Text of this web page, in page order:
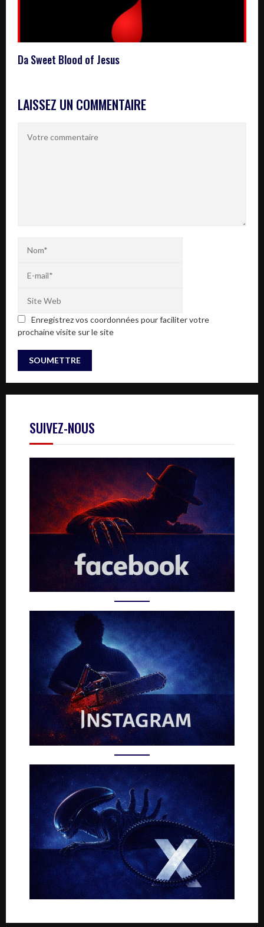
Da Sweet Blood of Jesus
LAISSEZ UN COMMENTAIRE
Enregistrez vos coordonnées pour faciliter votre
prochaine visite sur le site
SUIVEZ-NOUS